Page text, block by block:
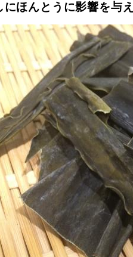
にほんとうに影響を与